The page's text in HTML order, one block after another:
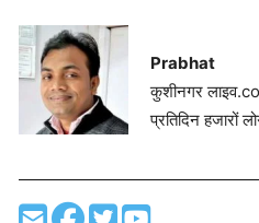
Prabhat
कुशीनगर
प्रतिदिन हजारों